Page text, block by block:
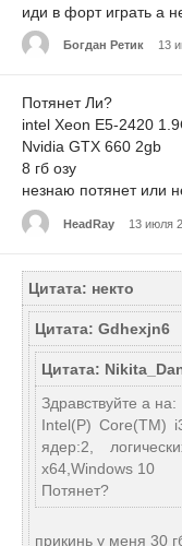
иди в форт играть а
Богдан Ретик 13
Потянет Ли?
intel Xeon E5-2420
Nvidia GTX 660 2gb
8 гб озу
незнаю потянет или
HeadRay 13 июля
Цитата: некто
Цитата: Gdhexjn6
Цитата:
Здравствуйте а на:
Intel(Р) Core(ТМ)
ядер:2,
х64,Windows 10
Потянет?
прикинь у меня 30